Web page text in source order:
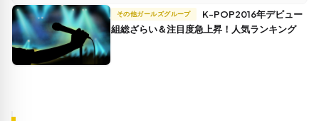
その他ガールズグループ
組総ざらい＆注目度急上昇！人気ランキング